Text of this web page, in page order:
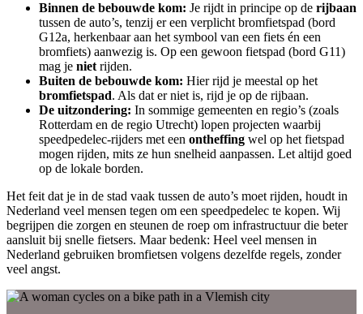
Binnen de bebouwde kom: Je rijdt in principe op de rijbaan
tussen de auto’s, tenzij er een verplicht bromfietspad (bord
G12a, herkenbaar aan het symbool van een fiets én een
bromfiets) aanwezig is. Op een gewoon fietspad (bord G11)
mag je niet rijden.
Buiten de bebouwde kom: Hier rijd je meestal op het
bromfietspad. Als dat er niet is, rijd je op de rijbaan.
De uitzondering: In sommige gemeenten en regio’s (zoals
Rotterdam en de regio Utrecht) lopen projecten waarbij
speedpedelec-rijders met een ontheffing wel op het fietspad
mogen rijden, mits ze hun snelheid aanpassen. Let altijd goed
op de lokale borden.
Het feit dat je in de stad vaak tussen de auto’s moet rijden, houdt in
Nederland veel mensen tegen om een speedpedelec te kopen. Wij
begrijpen die zorgen en steunen de roep om infrastructuur die beter
aansluit bij snelle fietsers. Maar bedenk: Heel veel mensen in
Nederland gebruiken bromfietsen volgens dezelfde regels, zonder
veel angst.